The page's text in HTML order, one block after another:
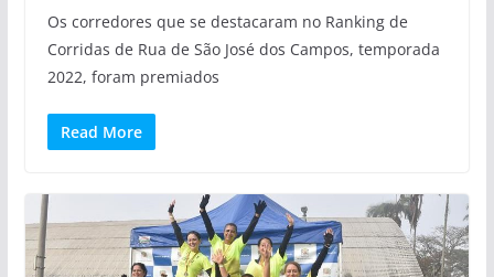
Os corredores que se destacaram no Ranking de
Corridas de Rua de São José dos Campos, temporada
2022, foram premiados
Read More